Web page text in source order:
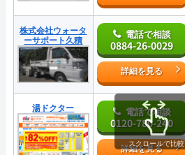
株式会社ウォータ
ーサポート久積
電話で相談
0884-26-0029
詳細を見る
湯ドクター 電話で相談
0120-780-240
詳細を見る
スクロールで比較